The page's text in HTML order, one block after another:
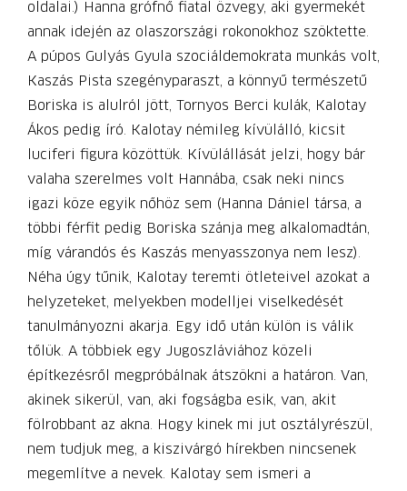
oldalai.) Hanna grófnő fiatal özvegy, aki gyermekét
annak idején az olaszországi rokonokhoz szöktette.
A púpos Gulyás Gyula szociáldemokrata munkás volt,
Kaszás Pista szegényparaszt, a könnyű természetű
Boriska is alulról jött, Tornyos Berci kulák, Kalotay
Ákos pedig író. Kalotay némileg kívülálló, kicsit
luciferi figura közöttük. Kívülállását jelzi, hogy bár
valaha szerelmes volt Hannába, csak neki nincs
igazi köze egyik nőhöz sem (Hanna Dániel társa, a
többi férfit pedig Boriska szánja meg alkalomadtán,
míg várandós és Kaszás menyasszonya nem lesz).
Néha úgy tűnik, Kalotay teremti ötleteivel azokat a
helyzeteket, melyekben modelljei viselkedését
tanulmányozni akarja. Egy idő után külön is válik
tőlük. A többiek egy Jugoszláviához közeli
építkezésről megpróbálnak átszökni a határon. Van,
akinek sikerül, van, aki fogságba esik, van, akit
fölrobbant az akna. Hogy kinek mi jut osztályrészül,
nem tudjuk meg, a kiszivárgó hírekben nincsenek
megemlítve a nevek. Kalotay sem ismeri a